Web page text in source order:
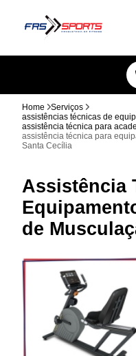
Home
Serviços
assistências técnicas de
assistência técnica para
assistência técnica para
Santa Cecília
Assistência
de